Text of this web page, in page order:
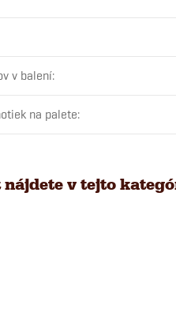
v balení:
na palete:
v tejto